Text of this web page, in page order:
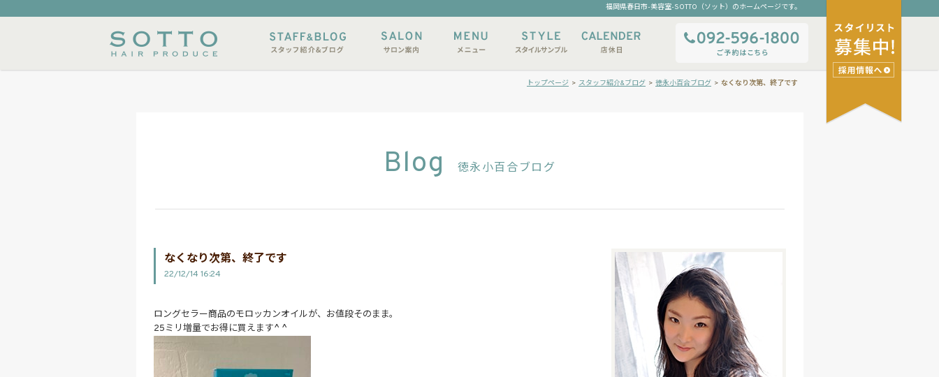
福岡県春日市-美容室-SOTTO（ソット）のホームページです。
スタイルサンプル 店休日
なくなり次第、終了です
トップページ > スタッフ紹介&ブログ > 徳永小百合ブログ >
Blog 徳永小百合ブログ
なくなり次第、終了です
22/12/14 16:24
ロングセラー商品のモロッカンオイルが、お値段そのまま。
25ミリ増量でお得に買えます^ ^